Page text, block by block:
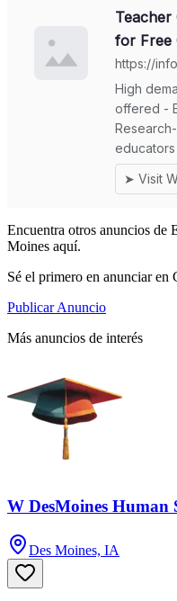
Encuentra otros anuncios de
Moines aquí.
Sé el primero en anunciar en
Publicar Anuncio
Más anuncios de interés
W DesMoines Human
Des Moines, IA